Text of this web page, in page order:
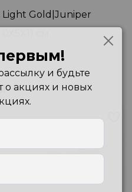
Light Gold|Juniper
и будьте
о акциях и новых